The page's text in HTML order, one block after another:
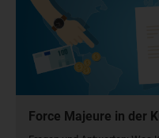
Force Majeure in der